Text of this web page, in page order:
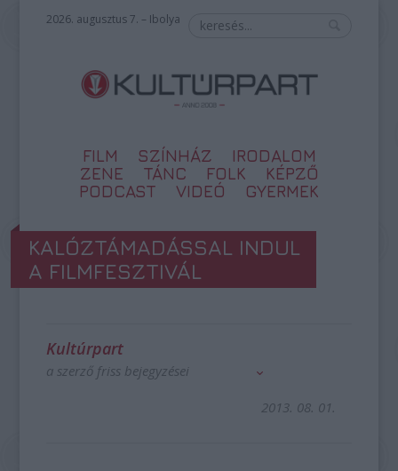
2026. augusztus 7. – Ibolya
FILM SZÍNHÁZ
IRODALOM
ZENE
TÁNC FOLK
KÉPZŐ
PODCAST
VIDEÓ GYERMEK
KALÓZTÁMADÁSSAL INDUL
A FILMFESZTIVÁL
Kultúrpart
a szerző friss bejegyzései
2013. 08. 01.